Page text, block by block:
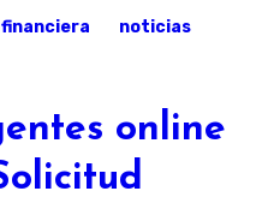
noticias
online